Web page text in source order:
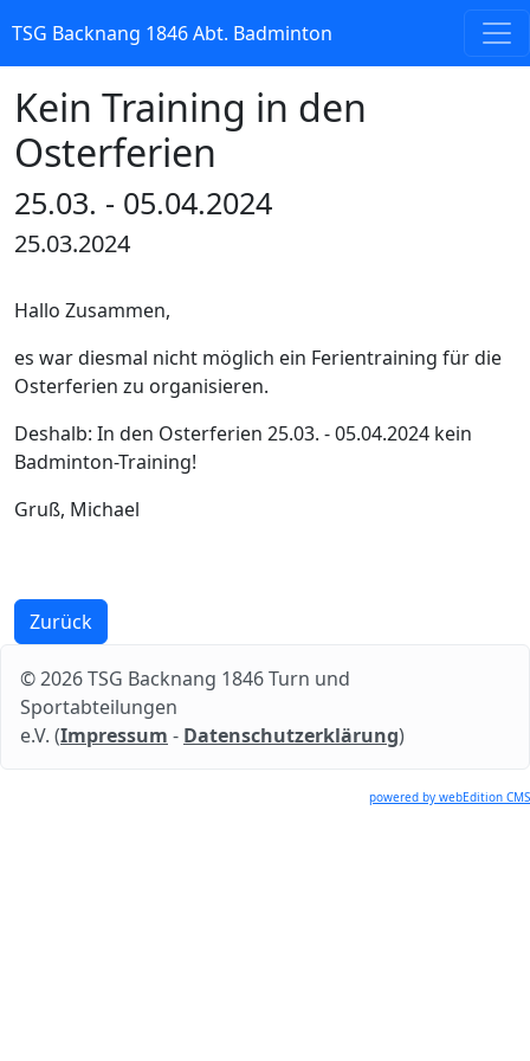
TSG Backnang 1846 Abt. Badminton
Kein Training in den
Osterferien
25.03. - 05.04.2024
25.03.2024
Hallo Zusammen,
es war diesmal nicht möglich ein Ferientraining für die
Osterferien zu organisieren.
Deshalb: In den Osterferien 25.03. - 05.04.2024 kein
Badminton-Training!
Gruß, Michael
Zurück
© 2026 TSG Backnang 1846 Turn und
Sportabteilungen
e.V. (Impressum - Datenschutzerklärung)
powered by webEdition CMS